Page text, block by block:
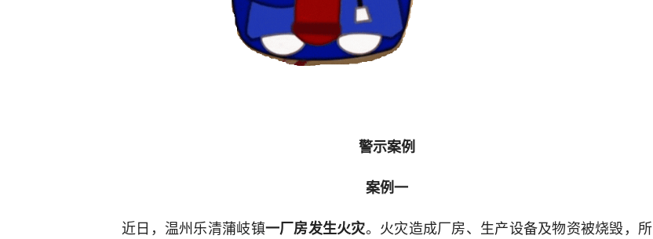
警示案例
案例一
近日，温州乐清蒲岐镇一厂房发生火灾。火灾造成厂房、生产设备及物资被烧毁，所